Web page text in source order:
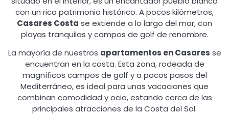
con un rico patrimonio histórico. A pocos kilómetros,
Casares Costa se extiende a lo largo del mar, con
playas tranquilas y campos de golf de renombre.
La mayoría de nuestros apartamentos en Casares se
encuentran en la costa. Esta zona, rodeada de
magníficos campos de golf y a pocos pasos del
Mediterráneo, es ideal para unas vacaciones que
combinan comodidad y ocio, estando cerca de las
principales atracciones de la Costa del Sol.